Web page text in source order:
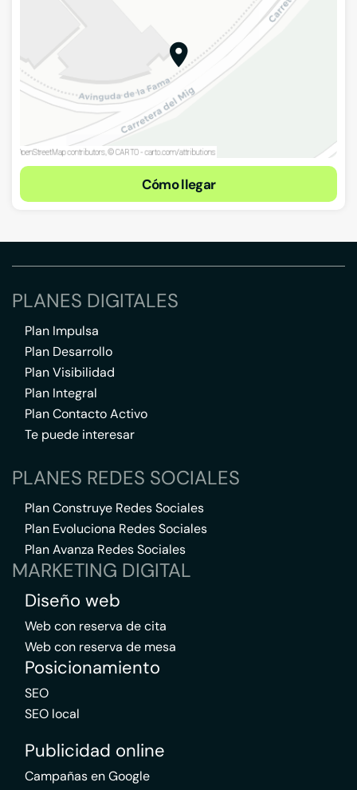
Cómo llegar
PLANES DIGITALES
Plan Impulsa
Plan Desarrollo
Plan Visibilidad
Plan Integral
Plan Contacto Activo
Te puede interesar
PLANES REDES SOCIALES
Plan Construye Redes Sociales
Plan Evoluciona Redes Sociales
Plan Avanza Redes Sociales
MARKETING DIGITAL
Diseño web
Web con reserva de cita
Web con reserva de mesa
Posicionamiento
SEO
SEO local
Publicidad online
Campañas en Google